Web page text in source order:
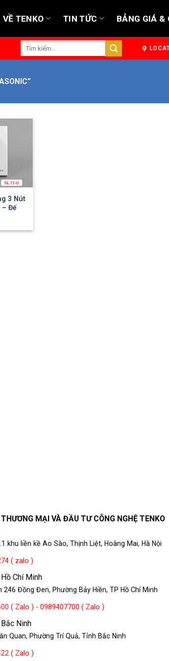
VỀ TENKO TIN TỨC BẢNG GIÁ &
3 Nút
– Đế
MẠI VÀ ĐẦU TƯ CÔNG NGHỆ TENKO
khu liền kề Ao Sào, Thịnh Liệt, Hoàng Mai, Hà Nội
( zalo )
Chí Minh
246 Đồng Đen, Phường Bảy Hiền, TP Hồ Chí Minh
( Zalo ) - 0989407700 ( Zalo )
Ninh
Quan, Phường Trí Quả, Tỉnh Bắc Ninh
( Zalo )